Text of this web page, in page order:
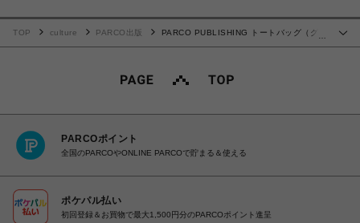
…
TOP culture PARCO出版
PARCO PUBLISHING トートバッグ（グレ
PARCOポイント
全国のPARCOやONLINE PARCOで貯まる＆使える
ポケパル払い
初回登録＆お買物で最大1,500円分のPARCOポイント進呈